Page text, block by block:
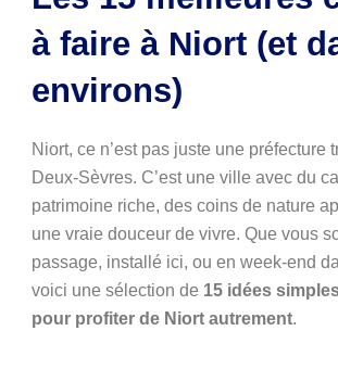
à faire à Niort (et
environs)
Niort, ce n’est pas juste une préfecture
Deux-Sèvres. C’est une ville avec du
patrimoine riche, des coins de nature
une vraie douceur de vivre. Que vous
passage, installé ici, ou en week-end
voici une sélection de 15 idées
pour profiter de Niort autrement.